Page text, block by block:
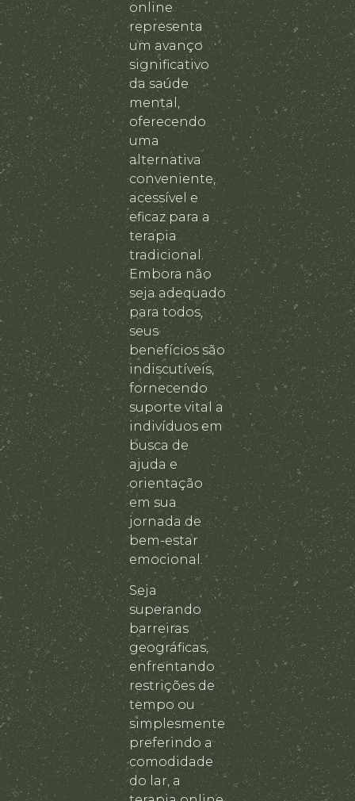
online
representa
um avanço
significativo
da saúde
mental,
oferecendo
uma
alternativa
conveniente,
acessível e
eficaz para a
terapia
tradicional.
Embora não
seja adequado
para todos,
seus
benefícios são
indiscutíveis,
fornecendo
suporte vital a
indivíduos em
busca de
ajuda e
orientação
em sua
jornada de
bem-estar
emocional.
Seja
superando
barreiras
geográficas,
enfrentando
restrições de
tempo ou
simplesmente
preferindo a
comodidade
do lar, a